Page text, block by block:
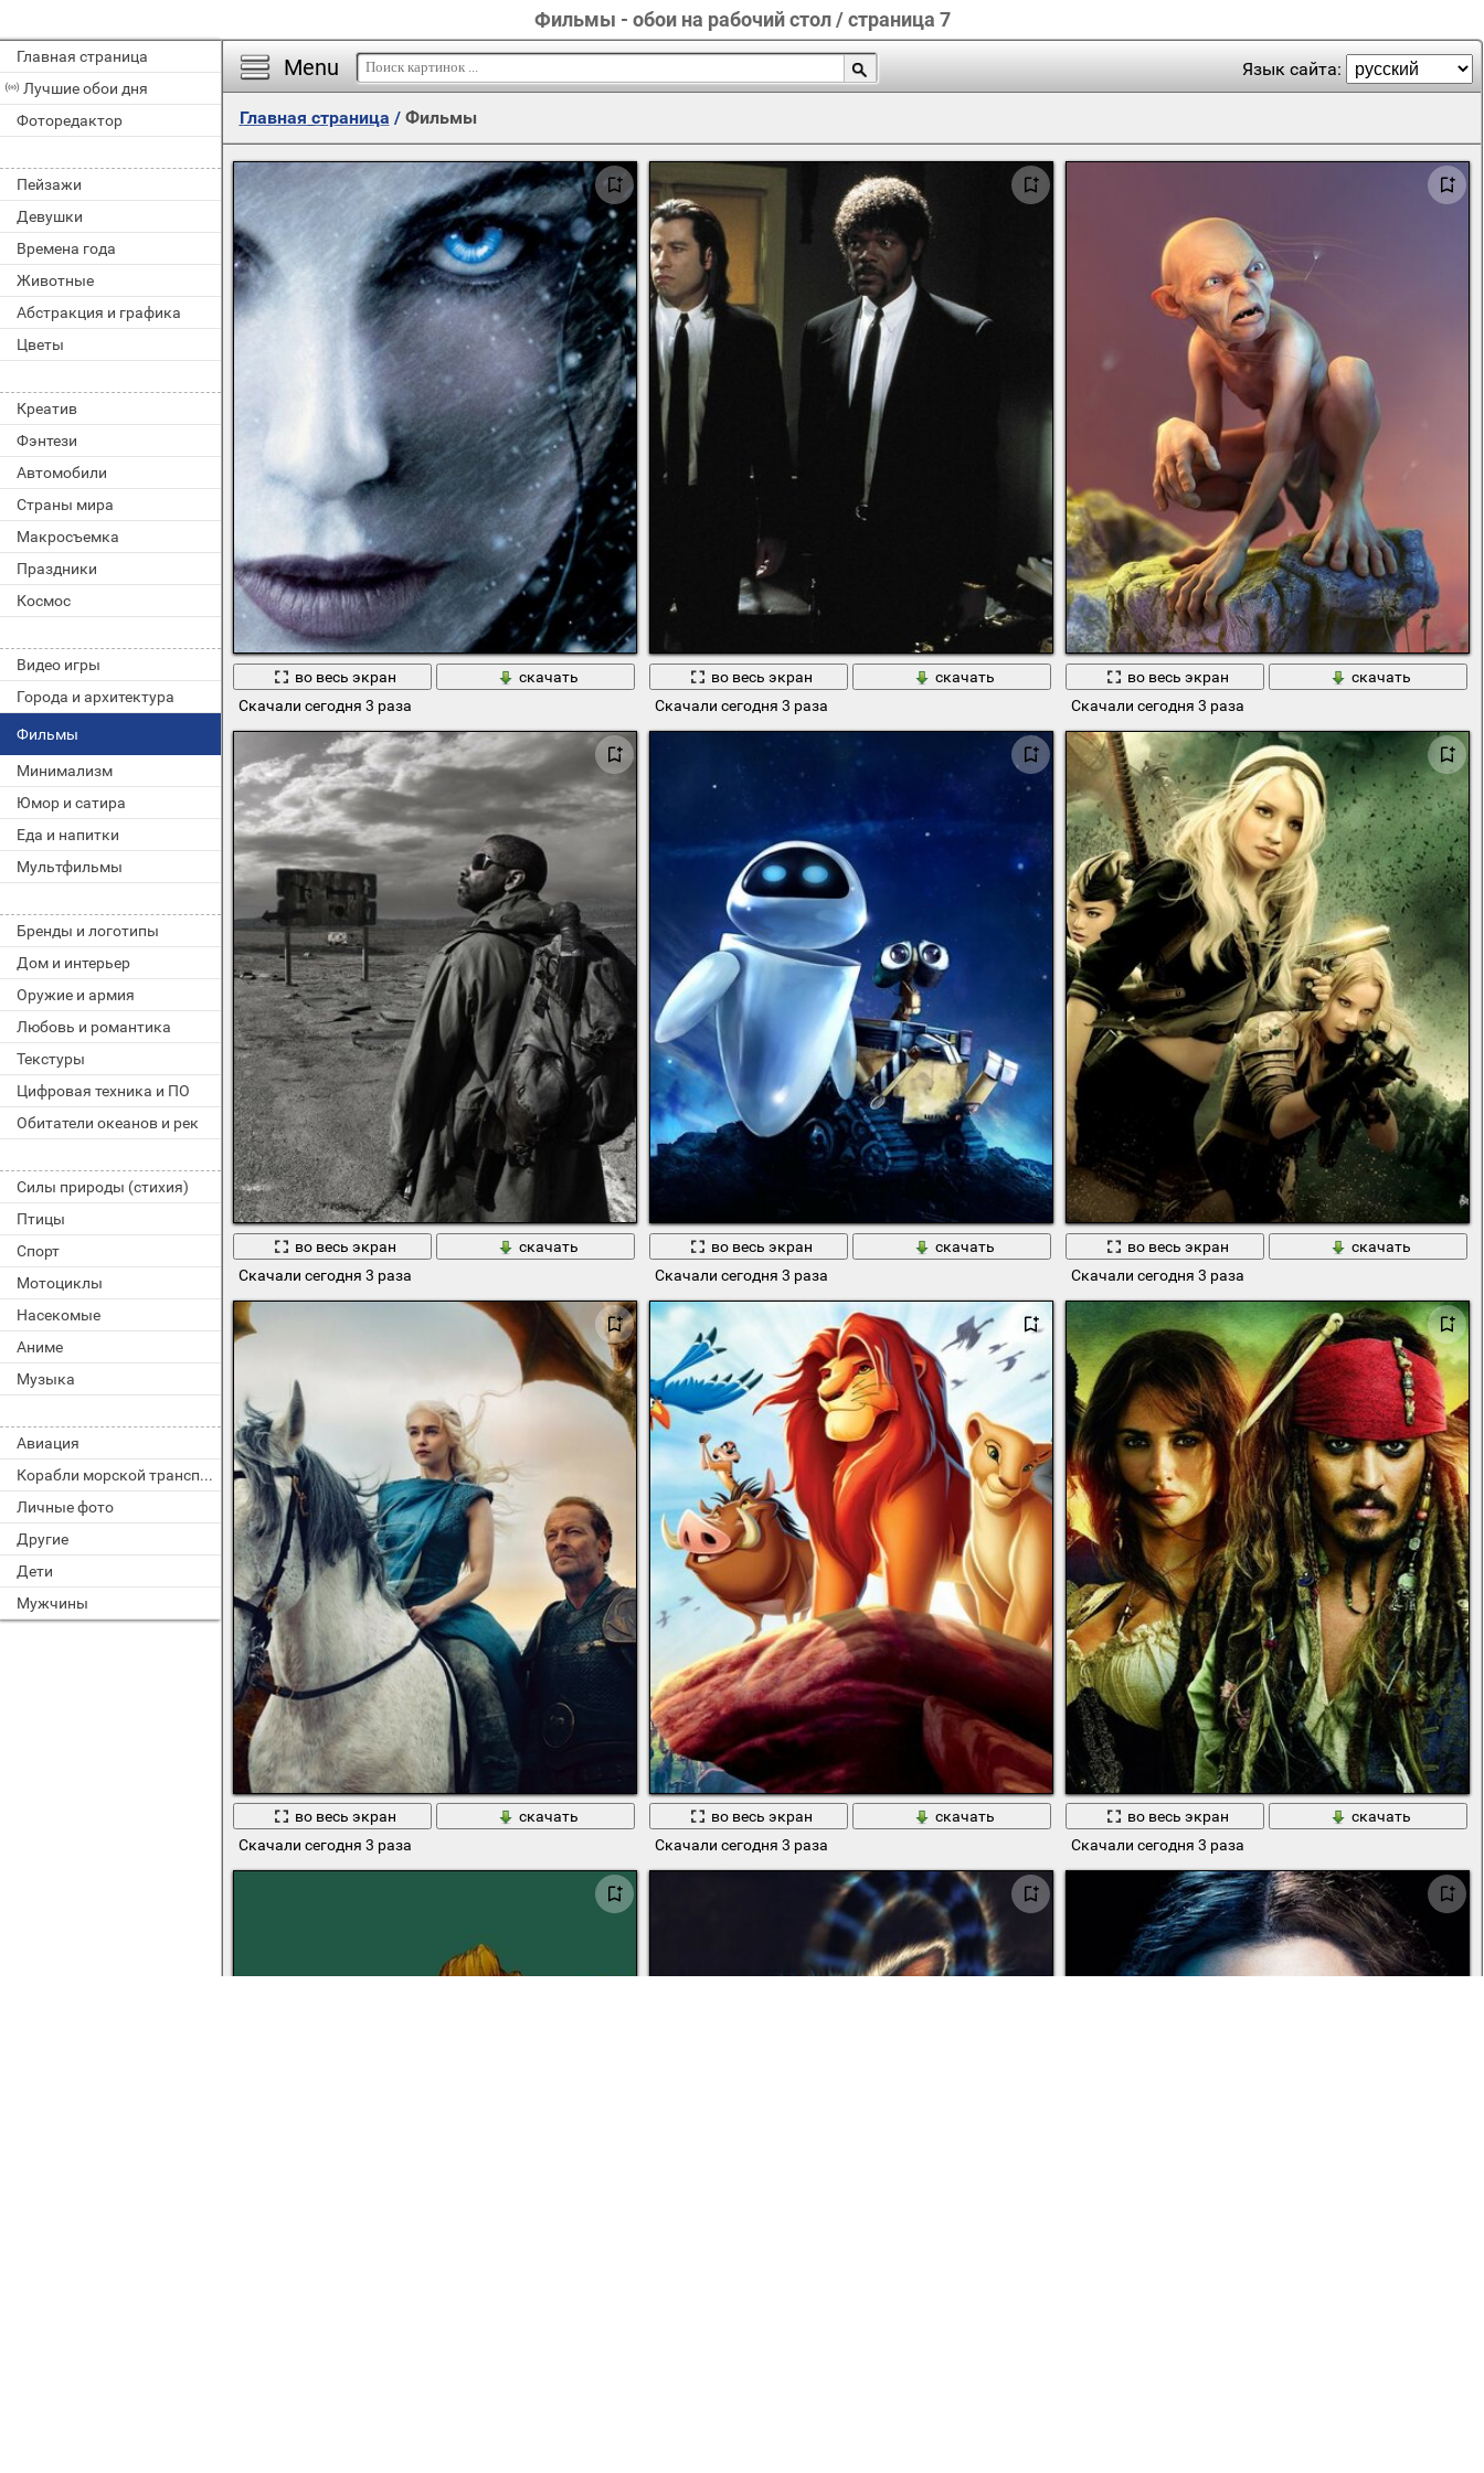
Фильмы - обои на рабочий стол / страница 7
Главная страница
Лучшие обои дня
Фоторедактор
Пейзажи
Девушки
Времена года
Животные
Абстракция и графика
Цветы
Креатив
Фэнтези
Автомобили
Страны мира
Макросъемка
Праздники
Космос
Видео игры
Города и архитектура
Фильмы
Минимализм
Юмор и сатира
Еда и напитки
Мультфильмы
Бренды и логотипы
Дом и интерьер
Оружие и армия
Любовь и романтика
Текстуры
Цифровая техника и ПО
Обитатели океанов и рек
Силы природы (стихия)
Птицы
Спорт
Мотоциклы
Насекомые
Аниме
Музыка
Авиация
Корабли морской транспорт
Личные фото
Другие
Дети
Мужчины
Menu Язык сайта:
Главная страница / Фильмы
во весь экран
скачать
Скачали сегодня 3 раза
во весь экран
скачать
Скачали сегодня 3 раза
во весь экран
скачать
Скачали сегодня 3 раза
во весь экран
скачать
Скачали сегодня 3 раза
во весь экран
скачать
Скачали сегодня 3 раза
во весь экран
скачать
Скачали сегодня 3 раза
во весь экран
скачать
Скачали сегодня 3 раза
во весь экран
скачать
Скачали сегодня 3 раза
во весь экран
скачать
Скачали сегодня 3 раза